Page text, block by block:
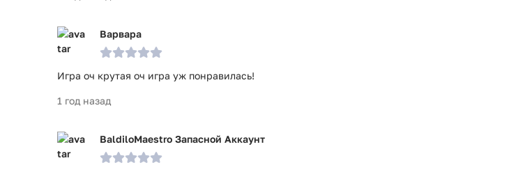
Варвара
Игра оч крутая оч игра уж понравилась!
1 год назад
BaldiloMaestro Запасной Аккаунт